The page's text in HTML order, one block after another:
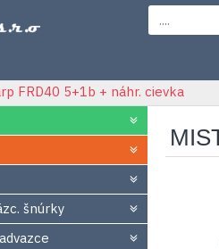
FRD40 5+1b + náhr. cievka
šnúrky